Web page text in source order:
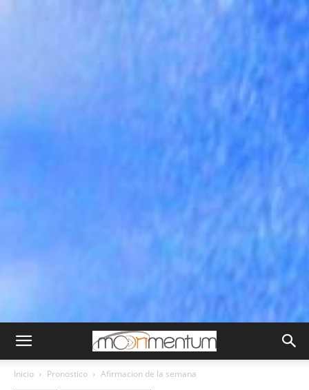
Inicio Pronostico Afirmacion de la semana